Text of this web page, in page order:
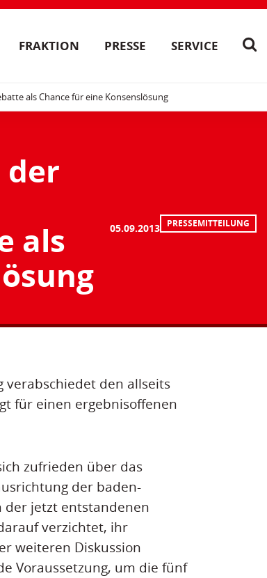
FRAKTION PRESSE SERVICE
als Chance für eine Konsenslösung
der
als
05.09.2013 PRESSEMITTEILUNG
verabschiedet den allseits
für einen ergebnisoffenen
zufrieden über das
der baden-
der jetzt entstandenen
verzichtet, ihr
weiteren Diskussion
Voraussetzung, um die fünf